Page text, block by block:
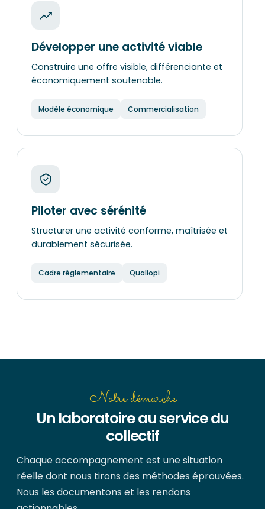
Développer une activité viable
Construire une offre visible, différenciante et
économiquement soutenable.
Modèle économique Commercialisation
Piloter avec sérénité
Structurer une activité conforme, maîtrisée et
durablement sécurisée.
Cadre réglementaire Qualiopi
Notre démarche
Un laboratoire au service du
collectif
Chaque accompagnement est une situation
réelle dont nous tirons des méthodes éprouvées.
Nous les documentons et les rendons